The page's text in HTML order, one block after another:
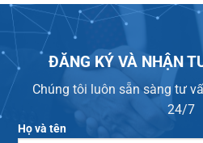
ĐĂNG KÝ VÀ NHẬN
Chúng tôi luôn sẵn sàng tư
24/7
Họ và tên